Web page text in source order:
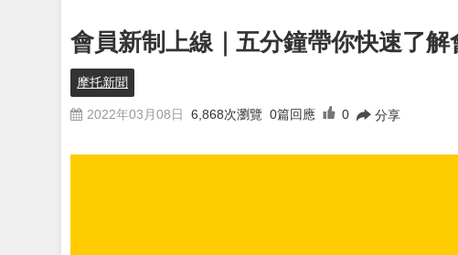
會員新制上線｜五分鐘帶你快速了
摩托新聞
2022年03月08日 6,868次瀏覽 0篇回應 0 分享